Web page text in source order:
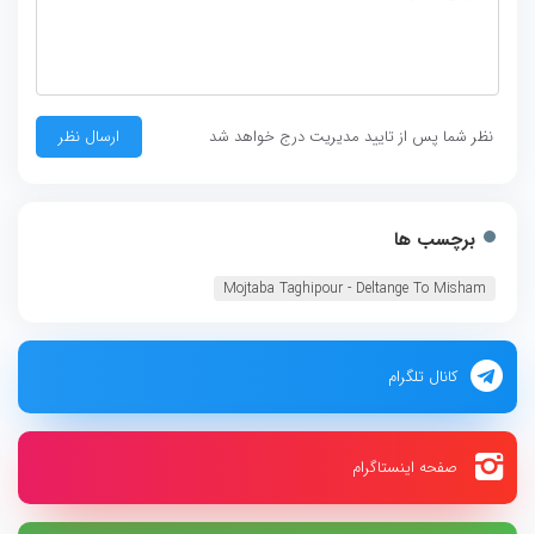
نظر شما پس از تایید مدیریت درج خواهد شد
برچسب ها
Mojtaba Taghipour - Deltange To Misham
کانال تلگرام
صفحه اینستاگرام